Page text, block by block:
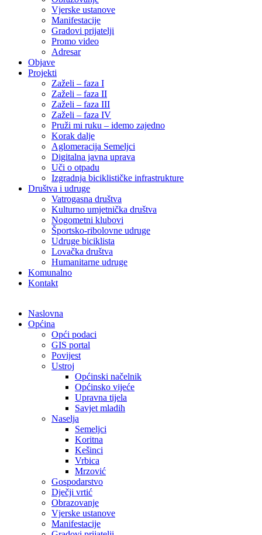
Vjerske ustanove
Manifestacije
Gradovi prijatelji
Promo video
Adresar
Objave
Projekti
Zaželi – faza I
Zaželi – faza II
Zaželi – faza III
Zaželi – faza IV
Pruži mi ruku – idemo zajedno
Korak dalje
Aglomeracija Semeljci
Digitalna javna uprava
Uči o otpadu
Izgradnja biciklističke infrastrukture
Društva i udruge
Vatrogasna društva
Kulturno umjetnička društva
Nogometni klubovi
Športsko-ribolovne udruge
Udruge biciklista
Lovačka društva
Humanitarne udruge
Komunalno
Kontakt
Naslovna
Općina
Opći podaci
GIS portal
Povijest
Ustroj
Općinski načelnik
Općinsko vijeće
Upravna tijela
Savjet mladih
Naselja
Semeljci
Koritna
Kešinci
Vrbica
Mrzović
Gospodarstvo
Dječji vrtić
Obrazovanje
Vjerske ustanove
Manifestacije